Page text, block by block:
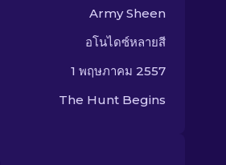
Army Sheen
อโนไดซ์หลายสี
1 พฤษภาคม 2557
The Hunt Begins